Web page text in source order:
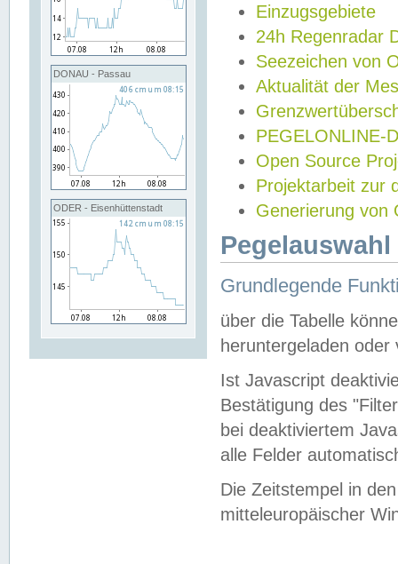
DONAU - Passau
ODER - Eisenhüttenstadt
Einzugsgebiete
24h Regenradar
Seezeichen von
Aktualität der
PEGELONLINE-
Open Source
Projektarbeit zur
Generierung von
Grundlegende
über die Tabelle
heruntergeladen oder
Ist Javascript
Bestätigung des
bei deaktiviertem
alle Felder
Die Zeitstempel in
mitteleuropäischer